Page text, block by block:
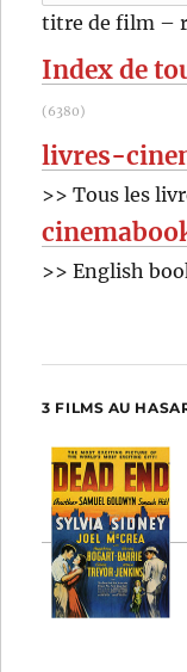
:
titre de film –
Index de
(6380)
livres-
>> Tous les
>> English
3 FILMS AU